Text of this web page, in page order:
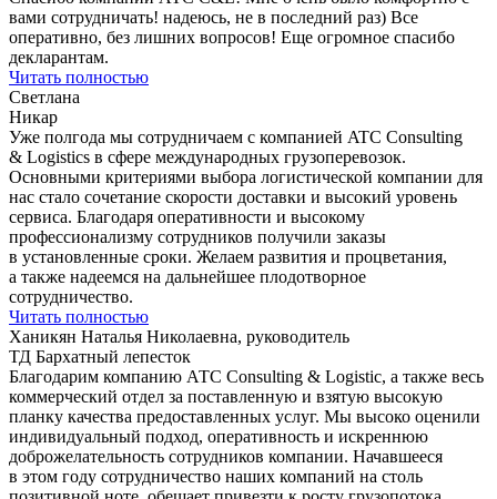
вами сотрудничать! надеюсь, не в последний раз) Все
оперативно, без лишних вопросов! Еще огромное спасибо
декларантам.
Читать полностью
Светлана
Никар
Уже полгода мы сотрудничаем с компанией ATC Consulting
& Logistics в сфере международных грузоперевозок.
Основными критериями выбора логистической компании для
нас стало сочетание скорости доставки и высокий уровень
сервиса. Благодаря оперативности и высокому
профессионализму сотрудников получили заказы
в установленные сроки. Желаем развития и процветания,
а также надеемся на дальнейшее плодотворное
сотрудничество.
Читать полностью
Ханикян Наталья Николаевна, руководитель
ТД Бархатный лепесток
Благодарим компанию АТС Consulting & Logistic, а также весь
коммерческий отдел за поставленную и взятую высокую
планку качества предоставленных услуг. Мы высоко оценили
индивидуальный подход, оперативность и искреннюю
доброжелательность сотрудников компании. Начавшееся
в этом году сотрудничество наших компаний на столь